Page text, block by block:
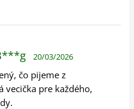
20/03/2026
čo pijeme z
vecička pre každého,